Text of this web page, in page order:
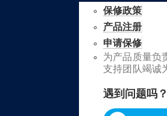
保修政策
产品注册
申请保修
为产品质量负
支持团队竭诚
遇到问题吗